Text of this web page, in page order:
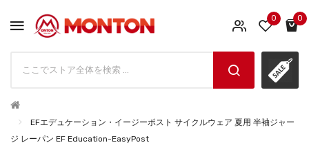
0 0
EFエデュケーション・イージーポスト サイクルウェア 夏用 半袖ジャー
ジ レーパン EF Education-EasyPost